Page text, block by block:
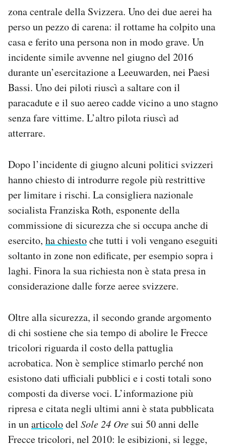
zona centrale della Svizzera. Uno dei due aerei ha
perso un pezzo di carena: il rottame ha colpito una
casa e ferito una persona non in modo grave. Un
incidente simile avvenne nel giugno del 2016
durante un’esercitazione a Leeuwarden, nei Paesi
Bassi. Uno dei piloti riuscì a saltare con il
paracadute e il suo aereo cadde vicino a uno stagno
senza fare vittime. L’altro pilota riuscì ad
atterrare.
Dopo l’incidente di giugno alcuni politici svizzeri
hanno chiesto di introdurre regole più restrittive
per limitare i rischi. La consigliera nazionale
socialista Franziska Roth, esponente della
commissione di sicurezza che si occupa anche di
esercito, ha chiestoche tutti i voli vengano eseguiti
soltanto in zone non edificate, per esempio sopra i
laghi. Finora la sua richiesta non è stata presa in
considerazione dalle forze aeree svizzere.
Oltre alla sicurezza, il secondo grande argomento
di chi sostiene che sia tempo di abolire le Frecce
tricolori riguarda il costo della pattuglia
acrobatica. Non è semplice stimarlo perché non
esistono dati ufficiali pubblici e i costi totali sono
composti da diverse voci. L’informazione più
ripresa e citata negli ultimi anni è stata pubblicata
in unarticolodel Sole 24 Ore sui 50 anni delle
Frecce tricolori, nel 2010: le esibizioni, si legge,